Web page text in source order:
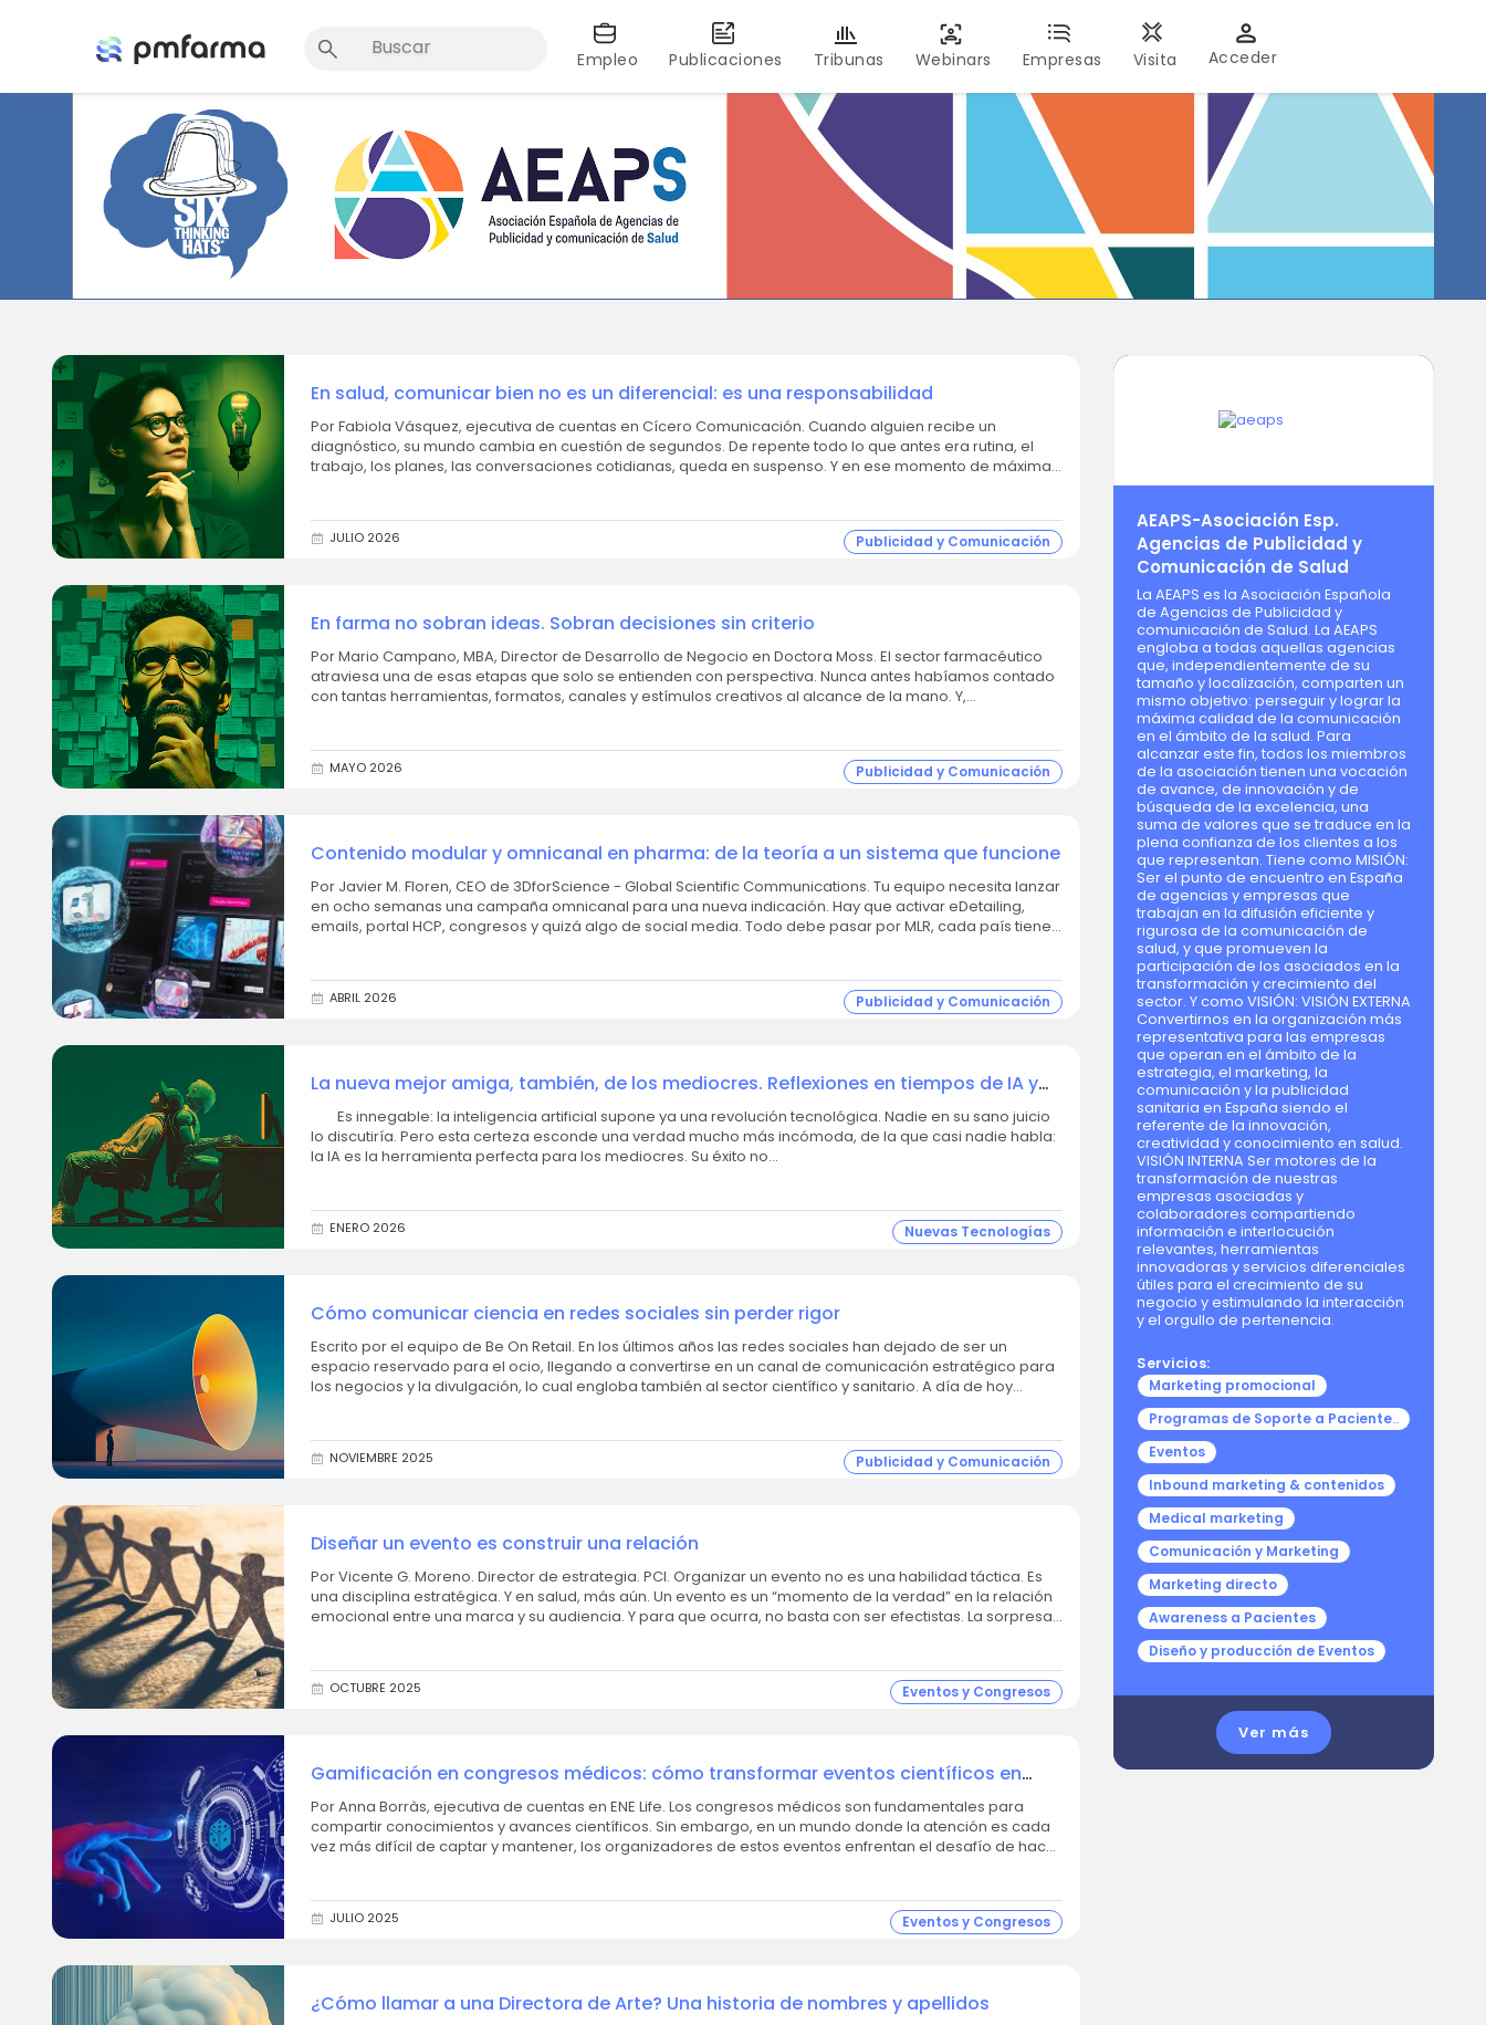
Empleo Publicaciones Tribunas Webinars Empresas Visita Acceder
En salud, comunicar bien no es un diferencial: es una responsabilidad
Por Fabiola Vásquez, ejecutiva de cuentas en Cícero Comunicación. Cuando alguien recibe un
diagnóstico, su mundo cambia en cuestión de segundos. De repente todo lo que antes era rutina, el
trabajo, los planes, las conversaciones cotidianas, queda en suspenso. Y en ese momento de máxima
JULIO 2026 Publicidad y Comunicación
En farma no sobran ideas. Sobran decisiones sin criterio
Por Mario Campano, MBA, Director de Desarrollo de Negocio en Doctora Moss. El sector farmacéutico
atraviesa una de esas etapas que solo se entienden con perspectiva. Nunca antes habíamos contado
con tantas herramientas, formatos, canales y estímulos creativos al alcance de la mano. Y,
MAYO 2026 Publicidad y Comunicación
Contenido modular y omnicanal en pharma: de la teoría a un sistema que funcione
Por Javier M. Floren, CEO de 3DforScience - Global Scientific Communications. Tu equipo necesita lanzar
en ocho semanas una campaña omnicanal para una nueva indicación. Hay que activar eDetailing,
emails, portal HCP, congresos y quizá algo de social media. Todo debe pasar por MLR, cada país tiene
ABRIL 2026 Publicidad y Comunicación
La nueva mejor amiga, también, de los mediocres. Reflexiones en tiempos de IA y
de sistemas de salud saturados
lo discutiría. Pero esta certeza esconde una verdad mucho más incómoda, de la que casi nadie habla:
la IA es la herramienta perfecta para los mediocres. Su éxito no...
ENERO 2026 Nuevas Tecnologías
Cómo comunicar ciencia en redes sociales sin perder rigor
Escrito por el equipo de Be On Retail. En los últimos años las redes sociales han dejado de ser un
espacio reservado para el ocio, llegando a convertirse en un canal de comunicación estratégico para
los negocios y la divulgación, lo cual engloba también al sector científico y sanitario. A día de hoy...
NOVIEMBRE 2025 Publicidad y Comunicación
Diseñar un evento es construir una relación
Por Vicente G. Moreno. Director de estrategia. PCI. Organizar un evento no es una habilidad táctica. Es
una disciplina estratégica. Y en salud, más aún. Un evento es un “momento de la verdad” en la relación
emocional entre una marca y su audiencia. Y para que ocurra, no basta con ser efectistas. La sorpresa...
OCTUBRE 2025 Eventos y Congresos
Gamificación en congresos médicos: cómo transformar eventos científicos en
experiencias inmersivas
Por Anna Borràs, ejecutiva de cuentas en ENE Life. Los congresos médicos son fundamentales para
compartir conocimientos y avances científicos. Sin embargo, en un mundo donde la atención es cada
vez más difícil de captar y mantener, los organizadores de estos eventos enfrentan el desafío de hacer
JULIO 2025 Eventos y Congresos
¿Cómo llamar a una Directora de Arte? Una historia de nombres y apellidos
AEAPS-Asociación Esp.
Agencias de Publicidad y
Comunicación de Salud
La AEAPS es la Asociación Española
de Agencias de Publicidad y
comunicación de Salud. La AEAPS
engloba a todas aquellas agencias
que, independientemente de su
tamaño y localización, comparten un
mismo objetivo: perseguir y lograr la
máxima calidad de la comunicación
en el ámbito de la salud. Para
alcanzar este fin, todos los miembros
de la asociación tienen una vocación
de avance, de innovación y de
búsqueda de la excelencia, una
suma de valores que se traduce en la
plena confianza de los clientes a los
que representan. Tiene como MISIÓN:
Ser el punto de encuentro en España
de agencias y empresas que
trabajan en la difusión eficiente y
rigurosa de la comunicación de
salud, y que promueven la
participación de los asociados en la
transformación y crecimiento del
sector. Y como VISIÓN: VISIÓN EXTERNA
Convertirnos en la organización más
representativa para las empresas
que operan en el ámbito de la
estrategia, el marketing, la
comunicación y la publicidad
sanitaria en España siendo el
referente de la innovación,
creatividad y conocimiento en salud.
VISIÓN INTERNA Ser motores de la
transformación de nuestras
empresas asociadas y
colaboradores compartiendo
información e interlocución
relevantes, herramientas
innovadoras y servicios diferenciales
útiles para el crecimiento de su
negocio y estimulando la interacción
y el orgullo de pertenencia.
Servicios:
Marketing promocional
Programas de Soporte a Pacientes (PSP)
Eventos
Inbound marketing & contenidos
Medical marketing
Comunicación y Marketing
Marketing directo
Awareness a Pacientes
Diseño y producción de Eventos
Ver más